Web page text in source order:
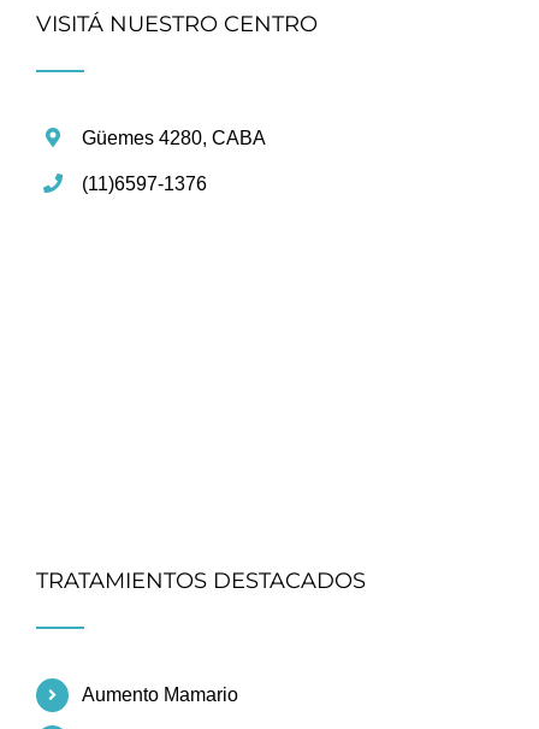
VISITÁ NUESTRO CENTRO
Güemes 4280, CABA
(11)6597-1376
TRATAMIENTOS DESTACADOS
Aumento Mamario